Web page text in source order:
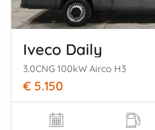
Iveco Daily
3.0CNG 100kW Airco H3
€ 5.150